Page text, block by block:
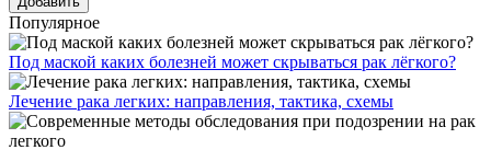
Популярное
Под маской каких болезней может скрываться рак лёгкого?
Лечение рака легких: направления, тактика, схемы